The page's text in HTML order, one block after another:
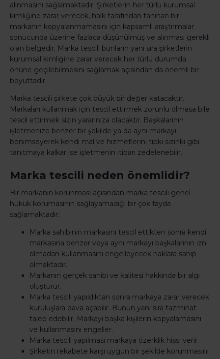
alınmasını sağlamaktadır. Şirketlerin her türlü kurumsal
kimliğine zarar verecek, halk tarafından tanınan bir
markanın kopyalanmamasını için kapsamlı araştırmalar
sonucunda üzerine fazlaca düşünülmüş ve alınması gerekli
olan belgedir. Marka tescili bunların yanı sıra şirketlerin
kurumsal kimliğine zarar verecek her türlü durumda
önüne geçilebilmesini sağlamak açısından da önemli bir
boyuttadır.
Marka tescili şirkete çok büyük bir değer katacaktır.
Markaları kullanmak için tescil ettirmek zorunlu olmasa bile
tescil ettirmek sizin yararınıza olacaktır. Başkalarının
işletmenize benzer bir şekilde ya da aynı markayı
benimseyerek kendi mal ve hizmetlerini tıpkı sizinki gibi
tanıtmaya kalkar ise işletmenin itibarı zedelenebilir.
Marka tescili neden önemlidir?
Bir markanın korunması açısından marka tescili genel
hukuk korumasının sağlayamadığı bir çok fayda
sağlamaktadır:
Marka sahibinin markasını tescil ettikten sonra kendi
markasına benzer veya aynı markayı başkalarının izni
olmadan kullanmasını engelleyecek haklara sahip
olmaktadır.
Markanın gerçek sahibi ve kalitesi hakkında bir algı
oluşturur.
Marka tescili yapıldıktan sonra markaya zarar verecek
kuruluşlara dava açabilir. Bunun yanı sıra tazminat
talep edebilir. Markayı başka kişilerin kopyalamasını
ve kullanmasını engeller.
Marka tescili yapılması markaya özerklik hissi verir.
Şirketin rekabete karşı uygun bir şekilde korunmasını